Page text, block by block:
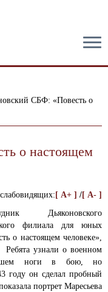
СБФ: «Повесть о
о настоящем
[ A+ ] /[ A- ]
Дьяконовского
филиала для юных
о настоящем человеке»,
Ребята узнали о военном
ноги в бою, но
году он сделал пробный
портрет Маресьева